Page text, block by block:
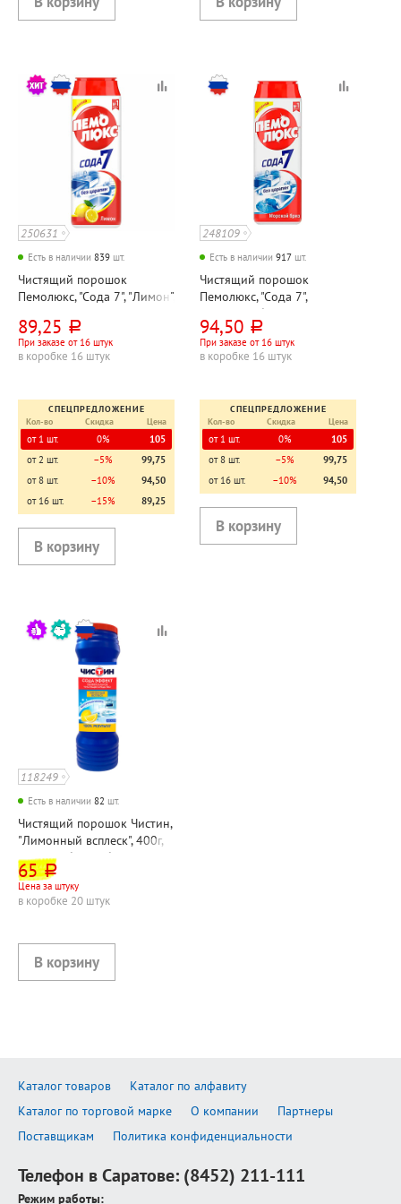
250631
Есть в наличии 839 шт.
Чистящий порошок
Пемолюкс, "Сода 7", "Лимон",
пластик. банка, флип-топ,
без хлора
89,25 руб.
При заказе от 16 штук
в коробке 16 штук
СПЕЦПРЕДЛОЖЕНИЕ
Кол-во
Скидка Цена
от 1 шт. 0%
105
от 2 шт.
−5%
99,75
от 8 шт.
−10%
94,50
от 16 шт.
−15% 89,25
248109
Есть в наличии 917 шт.
Чистящий порошок
Пемолюкс, "Сода 7",
"Морской бриз",
универсальный, 480г,
пластик. банка, флип-топ,
без хлора
94,50 руб.
При заказе от 16 штук
в коробке 16 штук
СПЕЦПРЕДЛОЖЕНИЕ
Кол-во
Скидка Цена
от 1 шт. 0%
105
от 8 шт.
−5%
99,75
от 16 шт.
−10% 94,50
118249
Есть в наличии 82 шт.
Чистящий порошок Чистин,
"Лимонный всплеск", 400г,
пластик. банка, без хлора
65 руб.
Цена за штуку
в коробке 20 штук
Каталог товаров
Каталог по алфавиту
Каталог по торговой марке
О компании
Партнеры
Поставщикам
Политика конфиденциальности
Телефон в Саратове: (8452) 211-111
Режим работы: